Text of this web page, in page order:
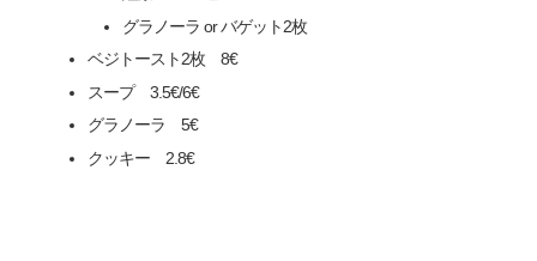
グラノーラ or バゲット2枚
ベジトースト2枚 8€
スープ 3.5€/6€
グラノーラ 5€
クッキー 2.8€